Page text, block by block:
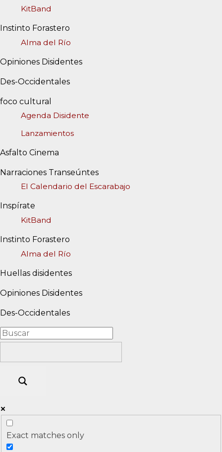
KitBand
Instinto Forastero
Alma del Río
Opiniones Disidentes
Des-Occidentales
foco cultural
Agenda Disidente
Lanzamientos
Asfalto Cinema
Narraciones Transeúntes
El Calendario del Escarabajo
Inspírate
KitBand
Instinto Forastero
Alma del Río
Huellas disidentes
Opiniones Disidentes
Des-Occidentales
Exact matches only